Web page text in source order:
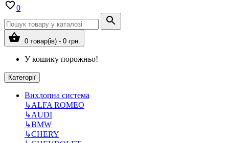
0
0 товар(ів) - 0 грн.
У кошику порожньо!
Категорії
Вихлопна система
↳ALFA ROMEO
↳AUDI
↳BMW
↳CHERY